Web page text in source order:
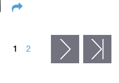
1 2 následující ›